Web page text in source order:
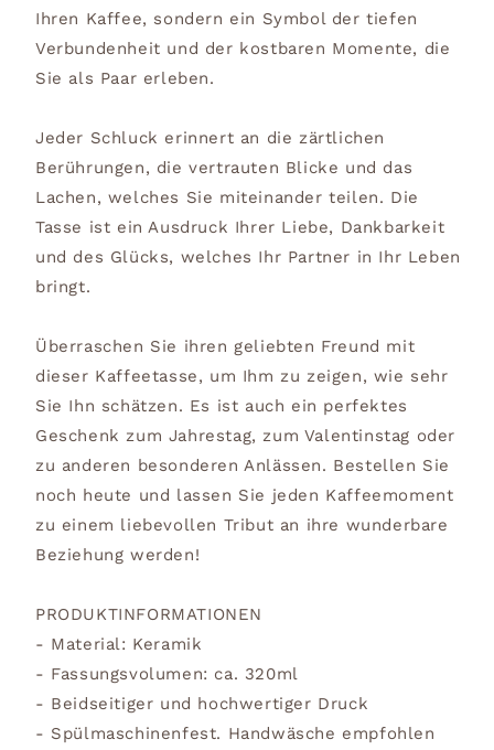
Ihren Kaffee, sondern ein Symbol der tiefen
Verbundenheit und der kostbaren Momente, die
Sie als Paar erleben.
Jeder Schluck erinnert an die zärtlichen
Berührungen, die vertrauten Blicke und das
Lachen, welches Sie miteinander teilen. Die
Tasse ist ein Ausdruck Ihrer Liebe, Dankbarkeit
und des Glücks, welches Ihr Partner in Ihr Leben
bringt.
Überraschen Sie ihren geliebten Freund mit
dieser Kaffeetasse, um Ihm zu zeigen, wie sehr
Sie Ihn schätzen. Es ist auch ein perfektes
Geschenk zum Jahrestag, zum Valentinstag oder
zu anderen besonderen Anlässen. Bestellen Sie
noch heute und lassen Sie jeden Kaffeemoment
zu einem liebevollen Tribut an ihre wunderbare
Beziehung werden!
PRODUKTINFORMATIONEN
- Material: Keramik
- Fassungsvolumen: ca. 320ml
- Beidseitiger und hochwertiger Druck
- Spülmaschinenfest. Handwäsche empfohlen